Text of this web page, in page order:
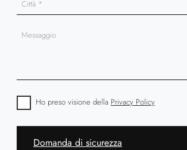
Ho preso visione della Privacy Policy
Domanda di sicurezza